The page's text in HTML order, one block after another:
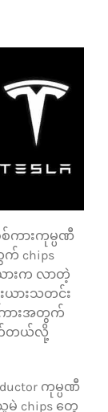
စ်ကားကုမ္ပဏီ
က် chips
းက လာတဲ့
ယားသတင်း
ကားအတွက်
က်တယ်လို့
ကုမ္ပဏီ
သူမဲ့ chips တွေ